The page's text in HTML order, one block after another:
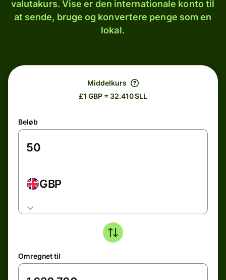
valutakurs. Vise er den internationale konto til
at sende, bruge og konvertere penge som en
lokal.
Middelkurs
£1 GBP = 32.410 SLL
Beløb
GBP
Omregnet til